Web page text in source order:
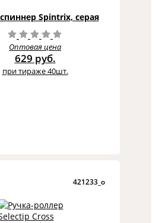
Spintrix, серая
Оптовая цена
629 руб.
при тираже 40шт.
421233_o